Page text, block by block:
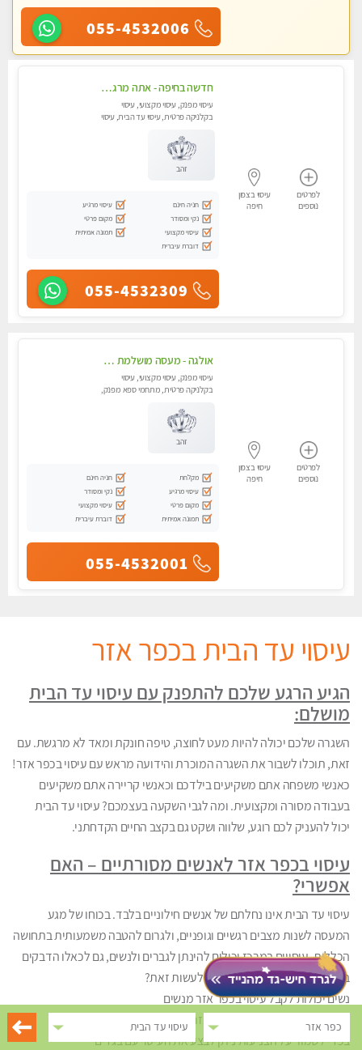
כפר אזר עיסוי עד הבית
055-4532006
לפרטים
נוספים
עיסוי בצפון
חיפה
חדשה בחיפה - אתה מרגיש עייף??? זה הזמן להתפנק בעיסוי מקצועי ברמה גבוהה- Highly recommended
עיסוי מפנק, עיסוי מקצועי, עיסוי
בקלניקה פרטית, עיסוי עד הבית, עיסוי
זהב
חניה חינם
עיסוי מרגיע
נקי ומסודר
מקום פרטי
עיסוי מקצועי
תמונה אמיתית
דוברת עיברית
055-4532309
לפרטים
נוספים
עיסוי בצפון
חיפה
אולגה - מעסה מושלמת חדשה בעיר ! בחיפה טל - 052-5738058
עיסוי מפנק, עיסוי מקצועי, עיסוי
בקלניקה פרטית, מתחמי ספא מפנק,
עיסוי טנטרה
זהב
מקלחת
חניה חינם
עיסוי מרגיע
נקי ומסודר
מקום פרטי
עיסוי מקצועי
תמונה אמיתית
דוברת עיברית
055-4532001
עיסוי עד הבית בכפר אזר
הגיע הרגע שלכם להתפנק עם עיסוי עד הבית
מושלם:
השגרה שלכם יכולה להיות מעט לחוצה, טיפה חונקת ומאד לא מרגשת. עם
זאת, תוכלו לשבור את השגרה המוכרת והידועה מראש עם עיסוי בכפר אזר!
כאנשי משפחה אתם משקיעים בילדכם וכאנשי קריירה אתם משקיעים
בעבודה מסורה ומקצועית. ומה לגבי השקעה בעצמכם? עיסוי עד הבית
יכול להעניק לכם רוגע, שלווה ושקט גם בקצב החיים הקדחתני.
עיסוי בכפר אזר לאנשים מסורתיים – האם
אפשרי?
עיסוי עד הבית אינו נחלתם של אנשים חילוניים בלבד. בכוחו של מגע
המעסה לשנות מצבים רגשיים וגופניים, ולגרום להטבה משמעותית בתחושה
הכללית. עיסויים במרכז יכולים להינתן לגברים ולנשים, גם לכאלו הדבקים
באורח החיים המסורתי. איך ניתן לעשות זאת?
נשים יכולות לקבל עיסוי בכפר אזר מנשים
גברים יכולים לקבל עיסוי בכפר אזר מגברים
בכדי לשמור על הצניעות ניתן לבצע את העיסוי עם בגדים